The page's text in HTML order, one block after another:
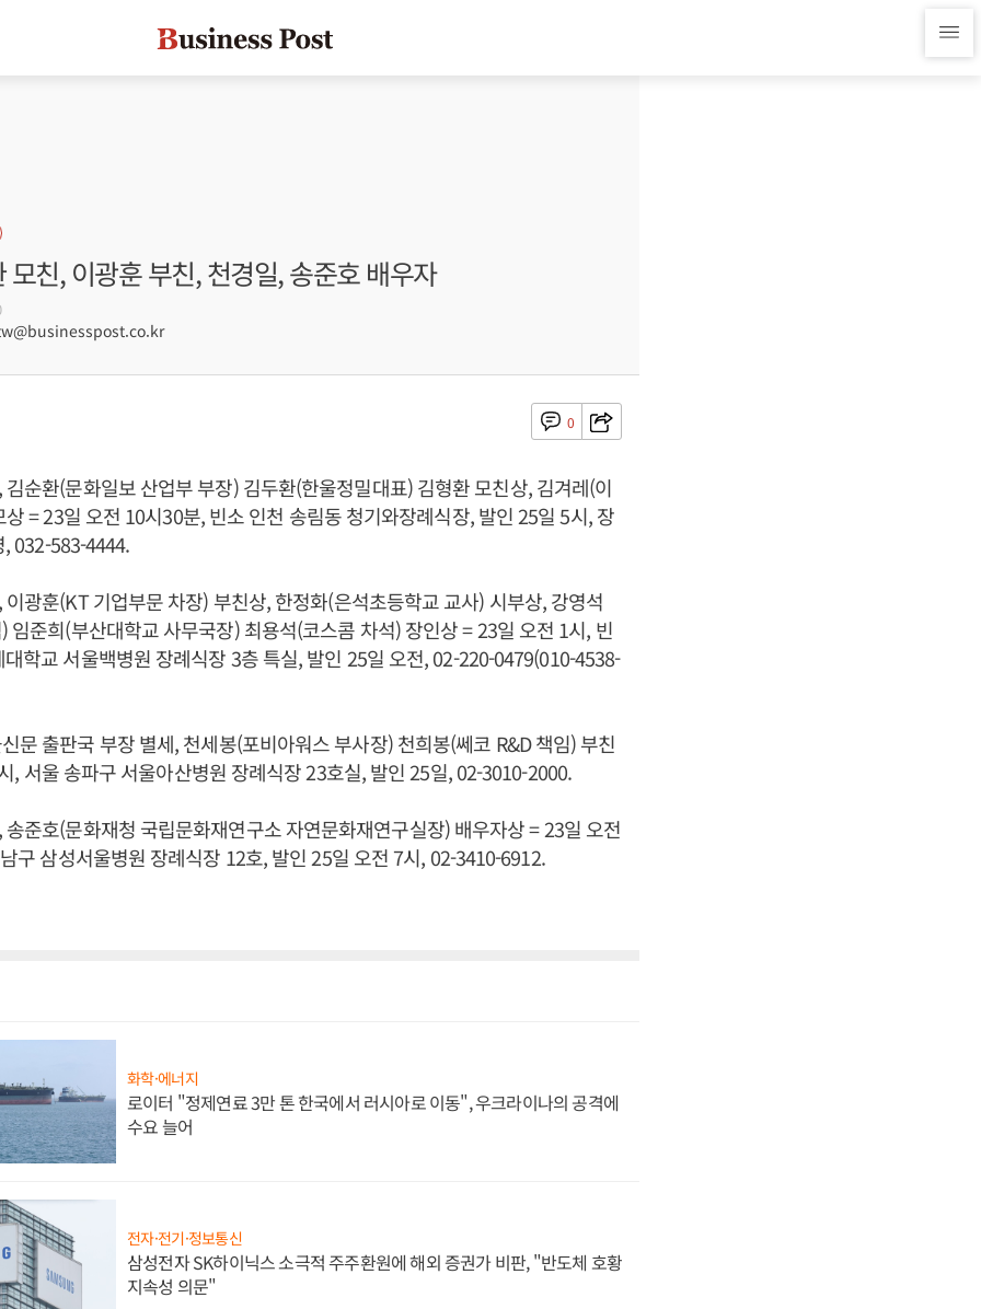
모친, 이광훈 부친, 천경일, 송준호 배우자
0
순환(문화일보 산업부 부장) 김두환(한울정밀대표) 김형환 모친상, 김겨레(이
= 23일 오전 10시30분, 빈소 인천 송림동 청기와장례식장, 발인 25일 5시, 장
032-583-4444.
광훈(KT 기업부문 차장) 부친상, 한정화(은석초등학교 교사) 시부상, 강영석
임준희(부산대학교 사무국장) 최용석(코스콤 차석) 장인상 = 23일 오전 1시, 빈
학교 서울백병원 장례식장 3층 특실, 발인 25일 오전, 02-220-0479(010-4538-
문 출판국 부장 별세, 천세봉(포비아워스 부사장) 천희봉(쎄코 R&D 책임) 부친
, 서울 송파구 서울아산병원 장례식장 23호실, 발인 25일, 02-3010-2000.
준호(문화재청 국립문화재연구소 자연문화재연구실장) 배우자상 = 23일 오전
구 삼성서울병원 장례식장 12호, 발인 25일 오전 7시, 02-3410-6912.
화학·에너지
로이터 "정제연료 3만 톤 한국에서 러시아로 이동", 우크라이나의 공격에
수요 늘어
전자·전기·정보통신
삼성전자 SK하이닉스 소극적 주주환원에 해외 증권가 비판, "반도체 호황
지속성 의문"